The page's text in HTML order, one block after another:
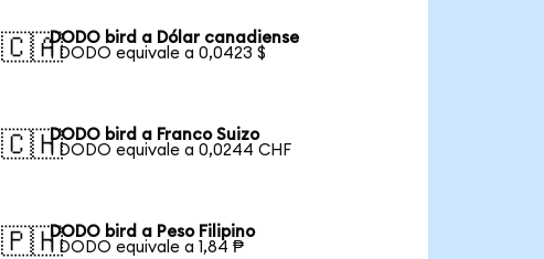
🇨🇦DODO bird a Dólar canadiense
1 DODO equivale a 0,0423 $
🇨🇭DODO bird a Franco Suizo
1 DODO equivale a 0,0244 CHF
🇵🇭DODO bird a Peso Filipino
1 DODO equivale a 1,84 ₱